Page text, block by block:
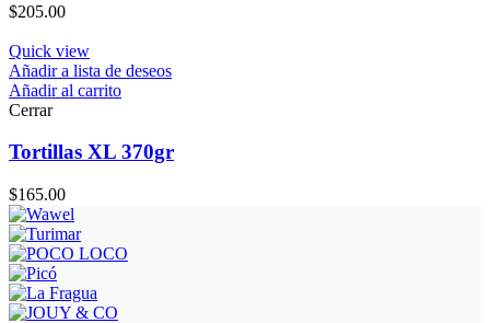
$205.00
Quick view
Añadir a lista de deseos
Añadir al carrito
Cerrar
Tortillas XL 370gr
$165.00